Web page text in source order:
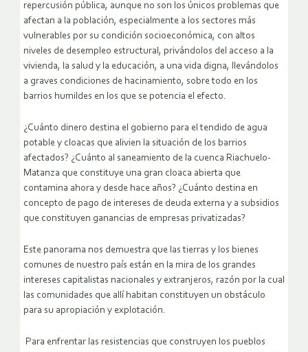
repercusión pública, aunque no son los únicos problemas que
afectan a la población, especialmente a los sectores más
vulnerables por su condición socioeconómica, con altos
niveles de desempleo estructural, privándolos del acceso a la
vivienda, la salud y la educación, a una vida digna, llevándolos
a graves condiciones de hacinamiento, sobre todo en los
barrios humildes en los que se potencia el efecto.
¿Cuánto dinero destina el gobierno para el tendido de agua
potable y cloacas que alivien la situación de los barrios
afectados? ¿Cuánto al saneamiento de la cuenca Riachuelo-
Matanza que constituye una gran cloaca abierta que
contamina ahora y desde hace años? ¿Cuánto destina en
concepto de pago de intereses de deuda externa y a subsidios
que constituyen ganancias de empresas privatizadas?
Este panorama nos demuestra que las tierras y los bienes
comunes de nuestro país están en la mira de los grandes
intereses capitalistas nacionales y extranjeros, razón por la cual
las comunidades que allí habitan constituyen un obstáculo
para su apropiación y explotación.
Para enfrentar las resistencias que construyen los pueblos